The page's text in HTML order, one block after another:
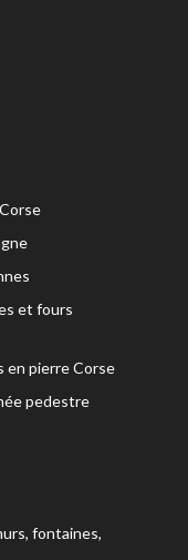
et fours
en pierre Corse
pedestre
fontaines,